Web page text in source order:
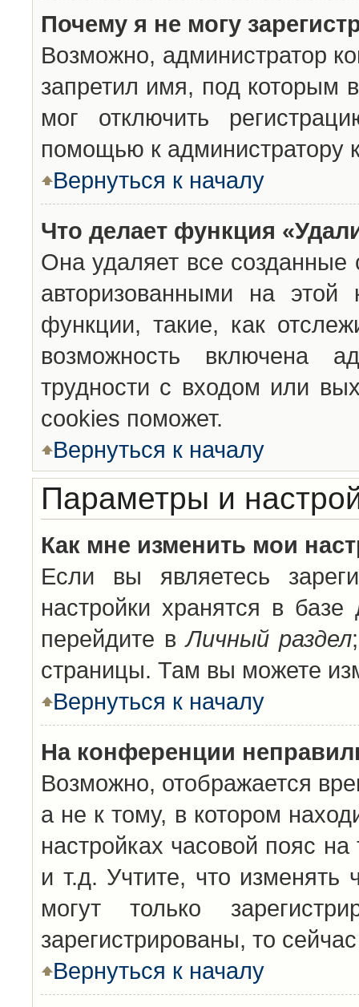
Почему я не могу
Возможно, администратор
запретил имя, под которым
мог отключить
помощью к администратору
Вернуться к началу
Что делает функция
Она удаляет все созданные
авторизованными на
функции, такие, как
возможность включена
трудности с входом или
cookies поможет.
Вернуться к началу
Параметры и
Как мне изменить мои
Если вы являетесь
настройки хранятся в
перейдите вЛичный раздел
страницы. Там вы можете
Вернуться к началу
На конференции
Возможно, отображается
а не к тому, в котором
настройках часовой пояс
и т.д. Учтите, что изменять
могут только
зарегистрированы, то
Вернуться к началу